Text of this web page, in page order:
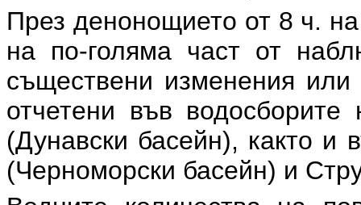
През денонощието от 8 ч.
на по-голяма част от
съществени изменения
отчетени във
(Дунавски басейн), както и
(Черноморски басейн) и